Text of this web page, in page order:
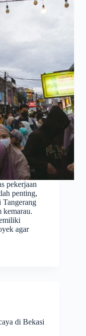
pekerjaan
penting,
Tangerang
kemarau.
agar
di Bekasi